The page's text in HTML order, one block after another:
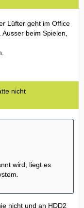
Lüfter geht im Office
beim Spielen,
nicht
wird, liegt es
nicht und an HDD2